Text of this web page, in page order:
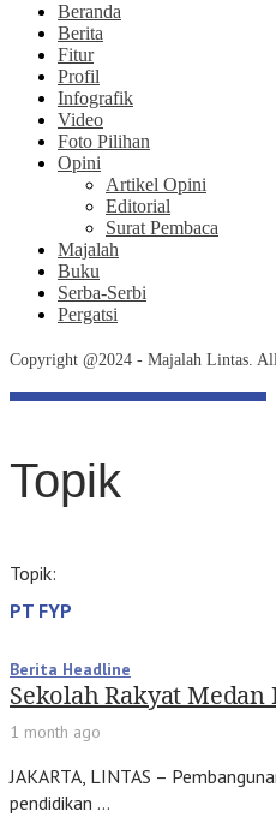
Beranda
Berita
Fitur
Profil
Infografik
Video
Foto Pilihan
Opini
Artikel Opini
Editorial
Surat Pembaca
Majalah
Buku
Serba-Serbi
Pergatsi
Copyright @2024 - Majalah Lintas.
Topik
Topik:
PT FYP
Berita Headline
Sekolah Rakyat
1 month ago
JAKARTA, LINTAS –
pendidikan …